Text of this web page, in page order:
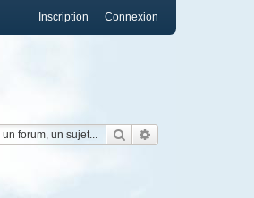
Connexion
Inscription
Rechercher